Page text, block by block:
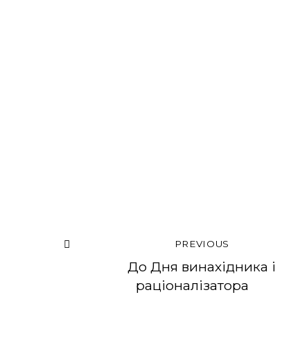
PREVIOUS
До Дня винахідника і
раціоналізатора